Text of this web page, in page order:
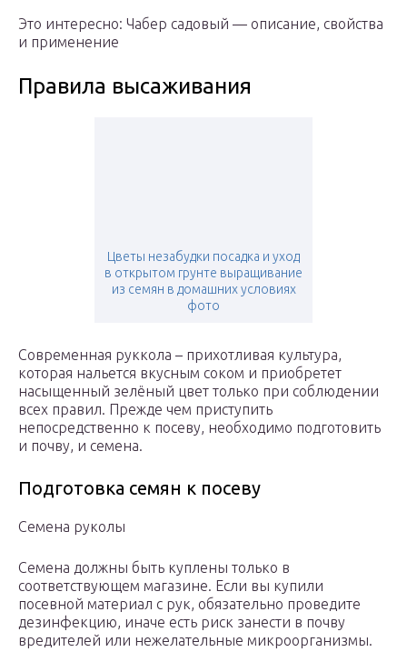
Это интересно: Чабер садовый — описание, свойства
и применение
Правила высаживания
Цветы незабудки посадка и уход
в открытом грунте выращивание
из семян в домашних условиях
фото
Современная руккола – прихотливая культура,
которая нальется вкусным соком и приобретет
насыщенный зелёный цвет только при соблюдении
всех правил. Прежде чем приступить
непосредственно к посеву, необходимо подготовить
и почву, и семена.
Подготовка семян к посеву
Семена руколы
Семена должны быть куплены только в
соответствующем магазине. Если вы купили
посевной материал с рук, обязательно проведите
дезинфекцию, иначе есть риск занести в почву
вредителей или нежелательные микроорганизмы.